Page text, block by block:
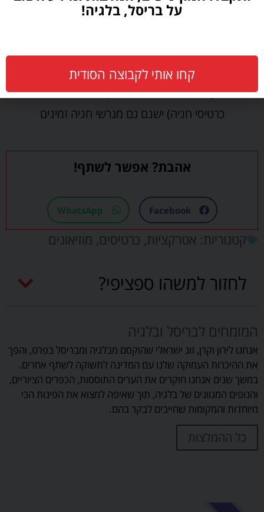
(תחנת מודה)
אם מגיעים ברכב, לעיתים קרובות ישנן חניות לאורך
הפארק או ברחובות הסמוכים (עם מכונות לרכישת
כרטיסי חניה) ישנם גם מגרשי חניה זמינים
אהבת? אפשר לשתף!
Facebook
WhatsApp
קטגוריות: אטרקציות, כרטיסים, מוזיאונים
לחזור למשהו ספציפי?
המומחים לבריסל ובלגיה
אנחנו לירון וקרן, זוג ישראלי שהוקסם מבלגיה ומבריסל בפרט, והפך
את ההיכרות העמוקה שלנו עם המדינה לתשוקה לשתף אחרים.
במשך שנים אנחנו חוקרים את הערים התוססות, הכפרים הציוריים,
והנופים המגוונים של בלגיה, תוך שאיפה למצוא את הפינות הכי
מיוחדות והמקומות שחייבים לבקר בהם.
כל ההמלצות
על בריסל, בלגיה!
קחו אותי לקבוצה הסודית